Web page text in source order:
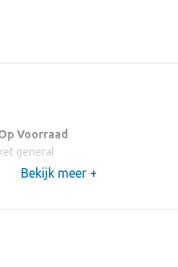
Voorraad
general
Bekijk meer +